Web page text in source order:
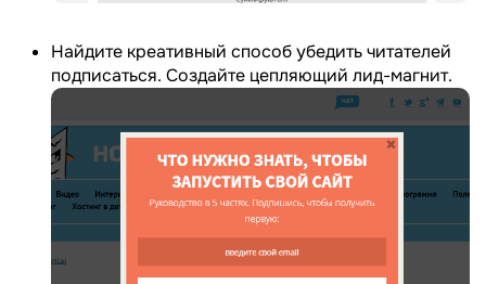
Найдите креативный способ убедить читателей
подписаться. Создайте цепляющий лид-магнит.